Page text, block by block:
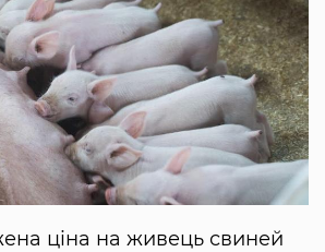
ціна на живець свиней